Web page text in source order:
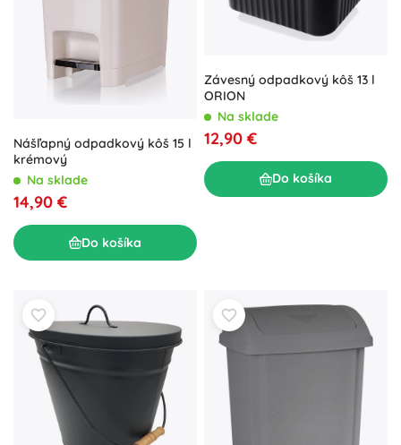
Nášľapný odpadkový kôš 15 l
krémový
Na sklade
14,90 €
Do košíka
Závesný odpadkový kôš 13 l
ORION
Na sklade
12,90 €
Do košíka